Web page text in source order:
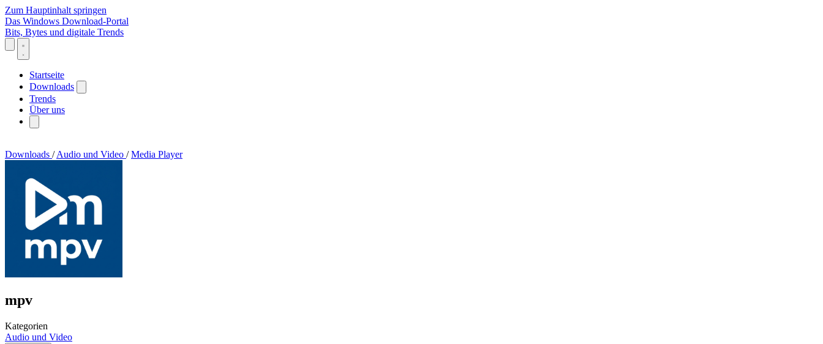
Zum Hauptinhalt springen
Das Windows Download-Portal
Bits, Bytes und digitale Trends
Startseite
Downloads
Trends
Über uns
Downloads / Audio und Video / Media Player
mpv
Kategorien
Audio und Video